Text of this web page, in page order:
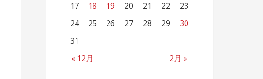
« 12月 2月 »
17
18 19 20 21 22
23
24
25 26 27 28 29
30
31